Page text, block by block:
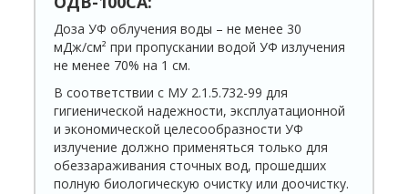
Доза УФ облучения воды – не менее 30
мДж/cм² при пропускании водой УФ излучения
не менее 70% на 1 см.
В соответствии с МУ 2.1.5.732-99 для
гигиенической надежности, эксплуатационной
и экономической целесообразности УФ
излучение должно применяться только для
обеззараживания сточных вод, прошедших
полную биологическую очистку или доочистку.